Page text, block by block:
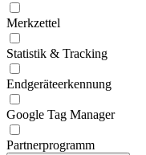
Merkzettel
Statistik & Tracking
Endgeräteerkennung
Google Tag Manager
Partnerprogramm